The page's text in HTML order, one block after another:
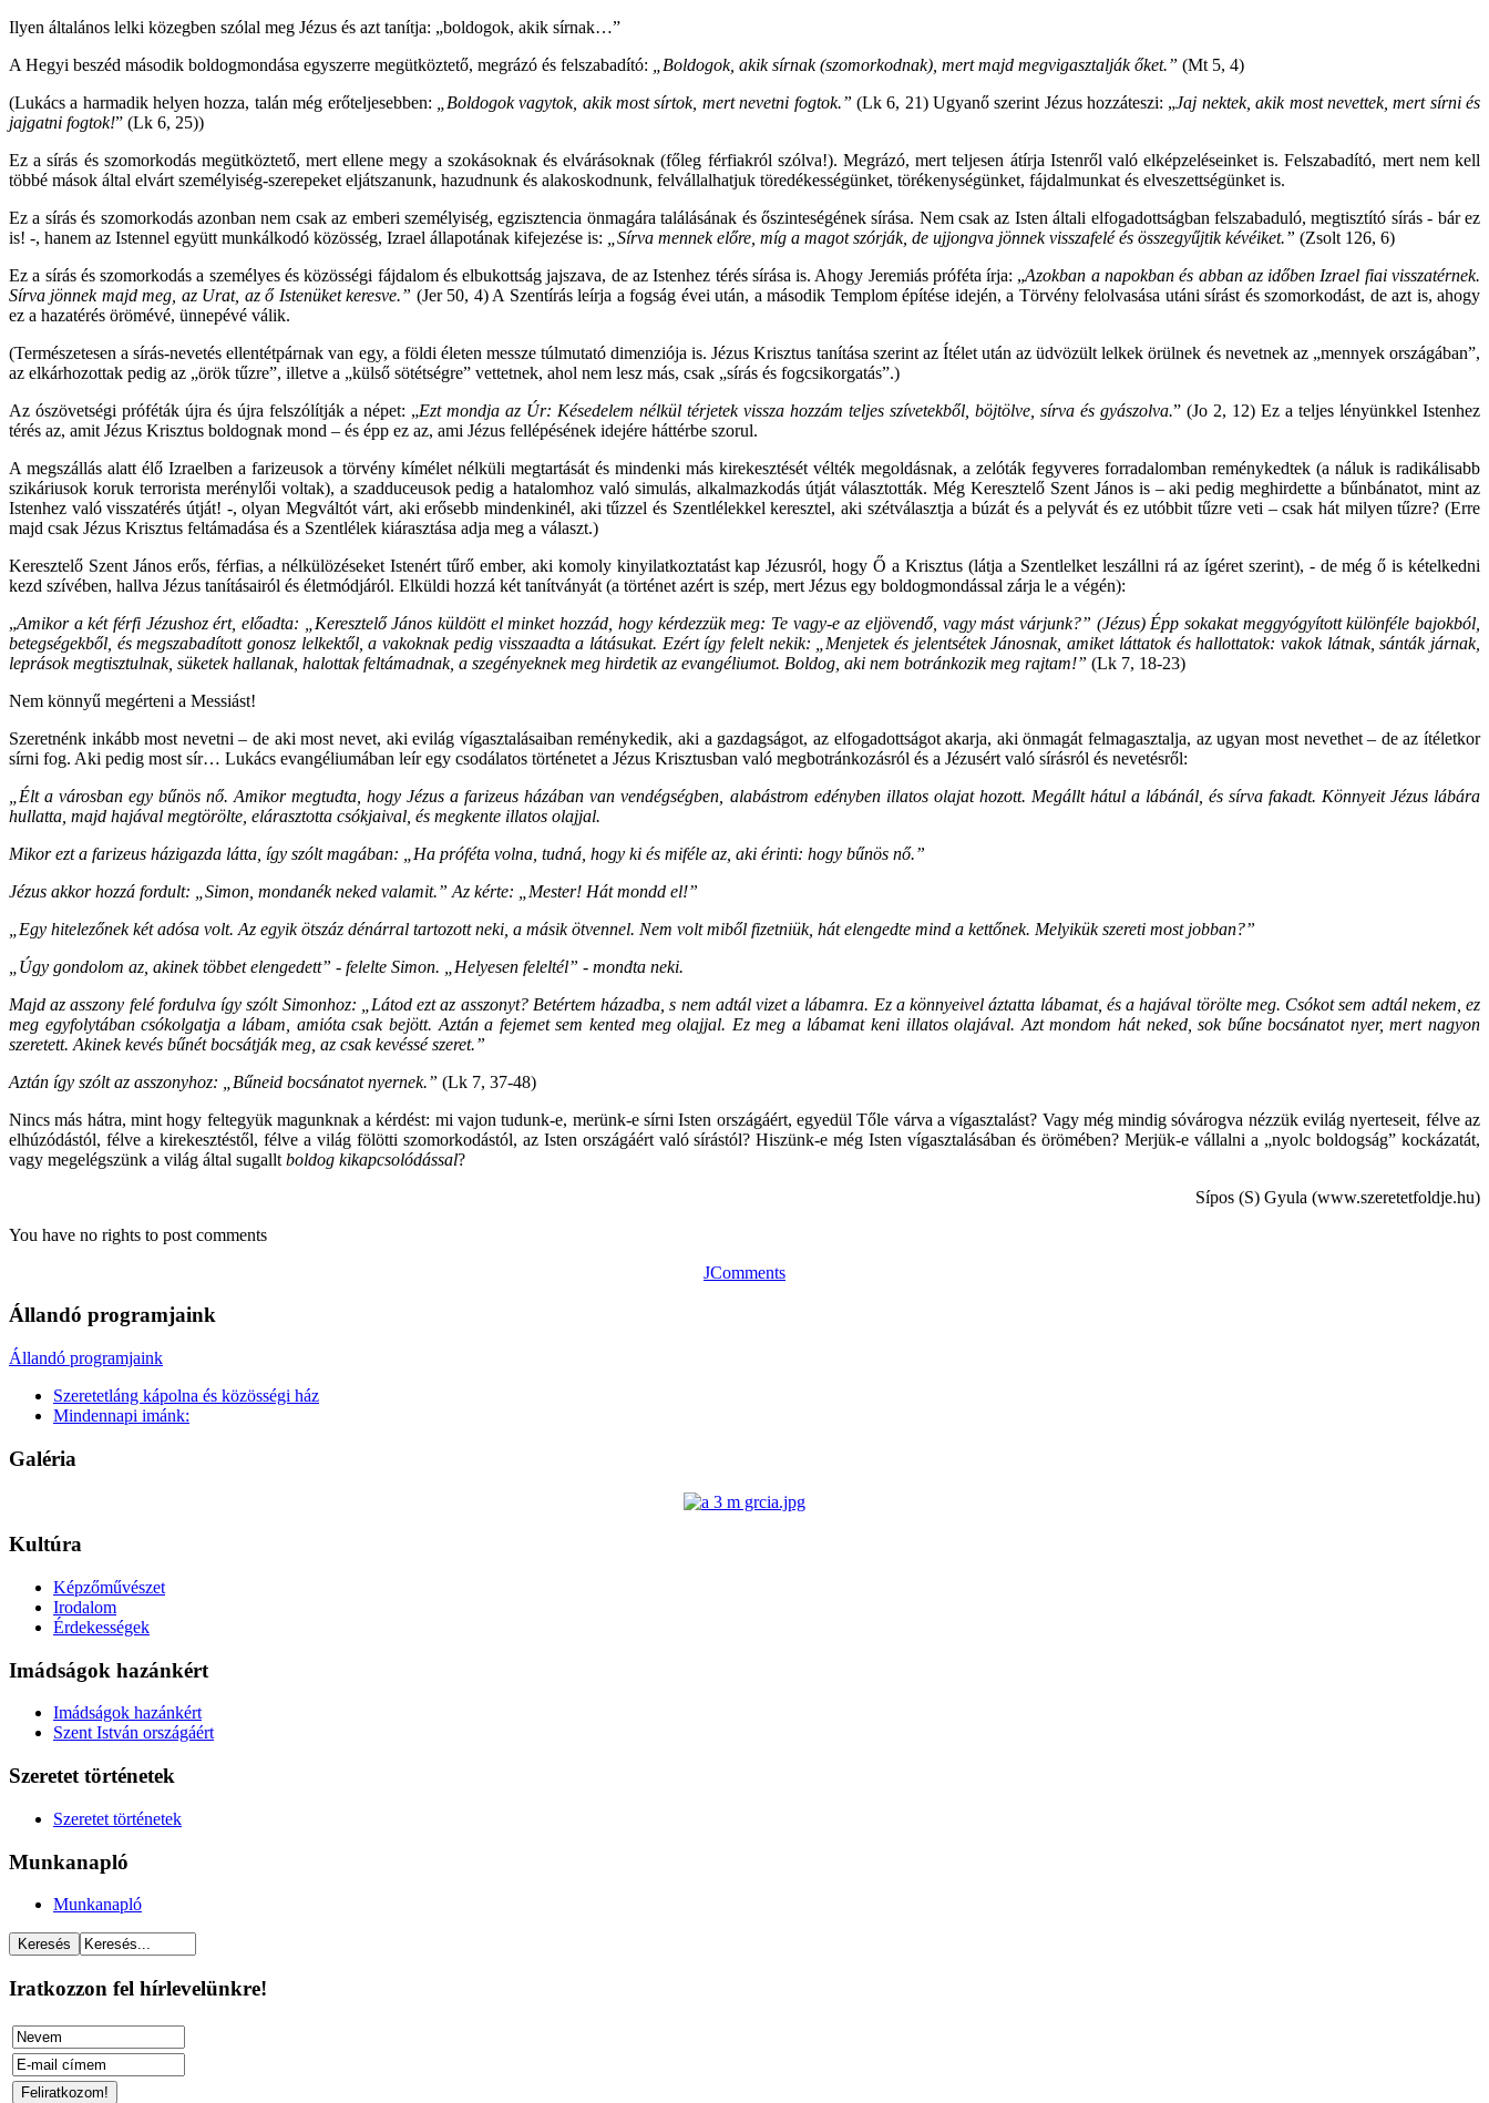
Ilyen általános lelki közegben szólal meg Jézus és azt tanítja: „boldogok, akik sírnak…”
A Hegyi beszéd második boldogmondása egyszerre megütköztető, megrázó és felszabadító:
„Boldogok, akik sírnak (szomorkodnak), mert majd megvigasztalják őket.” (Mt 5, 4)
(Lukács a harmadik helyen hozza, talán még erőteljesebben:
„Boldogok vagytok, akik most sírtok, mert nevetni fogtok.” (Lk 6, 21)Ugyanő szerint Jézus hozzáteszi: „Jaj nektek, akik most nevettek, mert sírni és
jajgatni fogtok!” (Lk 6, 25))
Ez a sírás és szomorkodás megütköztető, mert ellene megy a szokásoknak és elvárásoknak (főleg férfiakról szólva!). Megrázó, mert teljesen átírja Istenről való elképzeléseinket is. Felszabadító, mert nem kell
többé mások által elvárt személyiség-szerepeket eljátszanunk, hazudnunk és alakoskodnunk, felvállalhatjuk töredékességünket, törékenységünket, fájdalmunkat és elveszettségünket is.
Ez a sírás és szomorkodás azonban nem csak az emberi személyiség, egzisztencia önmagára találásának és őszinteségének sírása. Nem csak az Isten általi elfogadottságban felszabaduló, megtisztító sírás - bár ez
is! -, hanem az Istennel együtt munkálkodó közösség, Izrael állapotának kifejezése is:
„Sírva mennek előre, míg a magot szórják, de ujjongva jönnek visszafelé és összegyűjtik kévéiket.” (Zsolt 126, 6)
Ez a sírás és szomorkodás a személyes és közösségi fájdalom és elbukottság jajszava, de az Istenhez térés sírása is. Ahogy Jeremiás próféta írja: „Azokban a napokban és abban az időben Izrael fiai visszatérnek.
Sírva jönnek majd meg, az Urat, az ő Istenüket keresve.” (Jer 50, 4) A Szentírás leírja a fogság évei után, a második Templom építése idején, a Törvény felolvasása utáni sírást és szomorkodást, de azt is, ahogy
ez a hazatérés örömévé, ünnepévé válik.
(Természetesen a sírás-nevetés ellentétpárnak van egy, a földi életen messze túlmutató dimenziója is. Jézus Krisztus tanítása szerint az Ítélet után az üdvözült lelkek örülnek és nevetnek az „mennyek országában”,
az elkárhozottak pedig az „örök tűzre”, illetve a „külső sötétségre” vettetnek, ahol nem lesz más, csak „sírás és fogcsikorgatás”.)
Az ószövetségi próféták újra és újra felszólítják a népet: „Ezt mondja az Úr: Késedelem nélkül térjetek vissza hozzám teljes szívetekből, böjtölve, sírva és gyászolva.” (Jo 2, 12) Ez a teljes lényünkkel Istenhez
térés az, amit Jézus Krisztus boldognak mond – és épp ez az, ami Jézus fellépésének idejére háttérbe szorul.
A megszállás alatt élő Izraelben a farizeusok a törvény kímélet nélküli megtartását és mindenki más kirekesztését vélték megoldásnak, a zelóták fegyveres forradalomban reménykedtek (a náluk is radikálisabb
szikáriusok koruk terrorista merénylői voltak), a szadduceusok pedig a hatalomhoz való simulás, alkalmazkodás útját választották. Még Keresztelő Szent János is – aki pedig meghirdette a bűnbánatot, mint az
Istenhez való visszatérés útját! -, olyan Megváltót várt, aki erősebb mindenkinél, aki tűzzel és Szentlélekkel keresztel, aki szétválasztja a búzát és a pelyvát és ez utóbbit tűzre veti – csak hát milyen tűzre? (Erre
majd csak Jézus Krisztus feltámadása és a Szentlélek kiárasztása adja meg a választ.)
Keresztelő Szent János erős, férfias, a nélkülözéseket Istenért tűrő ember, aki komoly kinyilatkoztatást kap Jézusról, hogy Ő a Krisztus (látja a Szentlelket leszállni rá az ígéret szerint), - de még ő is kételkedni
kezd szívében, hallva Jézus tanításairól és életmódjáról. Elküldi hozzá két tanítványát (a történet azért is szép, mert Jézus egy boldogmondással zárja le a végén):
„Amikor a két férfi Jézushoz ért, előadta: „Keresztelő János küldött el minket hozzád, hogy kérdezzük meg: Te vagy-e az eljövendő, vagy mást várjunk?” (Jézus) Épp sokakat meggyógyított különféle bajokból,
betegségekből, és megszabadított gonosz lelkektől, a vakoknak pedig visszaadta a látásukat. Ezért így felelt nekik: „Menjetek és jelentsétek Jánosnak, amiket láttatok és hallottatok: vakok látnak, sánták járnak,
leprások megtisztulnak, süketek hallanak, halottak feltámadnak, a szegényeknek meg hirdetik az evangéliumot. Boldog, aki nem botránkozik meg rajtam!” (Lk 7, 18-23)
Nem könnyű megérteni a Messiást!
Szeretnénk inkább most nevetni – de aki most nevet, aki evilág vígasztalásaiban reménykedik, aki a gazdagságot, az elfogadottságot akarja, aki önmagát felmagasztalja, az ugyan most nevethet – de az ítéletkor
sírni fog. Aki pedig most sír… Lukács evangéliumában leír egy csodálatos történetet a Jézus Krisztusban való megbotránkozásról és a Jézusért való sírásról és nevetésről:
„Élt a városban egy bűnös nő. Amikor megtudta, hogy Jézus a farizeus házában van vendégségben, alabástrom edényben illatos olajat hozott. Megállt hátul a lábánál, és sírva fakadt. Könnyeit Jézus lábára
hullatta, majd hajával megtörölte, elárasztotta csókjaival, és megkente illatos olajjal.
Mikor ezt a farizeus házigazda látta, így szólt magában: „Ha próféta volna, tudná, hogy ki és miféle az, aki érinti: hogy bűnös nő.”
Jézus akkor hozzá fordult: „Simon, mondanék neked valamit.” Az kérte: „Mester! Hát mondd el!”
„Egy hitelezőnek két adósa volt. Az egyik ötszáz dénárral tartozott neki, a másik ötvennel. Nem volt miből fizetniük, hát elengedte mind a kettőnek. Melyikük szereti most jobban?”
„Úgy gondolom az, akinek többet elengedett” - felelte Simon. „Helyesen feleltél” - mondta neki.
Majd az asszony felé fordulva így szólt Simonhoz: „Látod ezt az asszonyt? Betértem házadba, s nem adtál vizet a lábamra. Ez a könnyeivel áztatta lábamat, és a hajával törölte meg. Csókot sem adtál nekem, ez
meg egyfolytában csókolgatja a lábam, amióta csak bejött. Aztán a fejemet sem kented meg olajjal. Ez meg a lábamat keni illatos olajával. Azt mondom hát neked, sok bűne bocsánatot nyer, mert nagyon
szeretett. Akinek kevés bűnét bocsátják meg, az csak kevéssé szeret.”
Aztán így szólt az asszonyhoz: „Bűneid bocsánatot nyernek.” (Lk 7, 37-48)
Nincs más hátra, mint hogy feltegyük magunknak a kérdést: mi vajon tudunk-e, merünk-e sírni Isten országáért, egyedül Tőle várva a vígasztalást? Vagy még mindig sóvárogva nézzük evilág nyerteseit, félve az
elhúzódástól, félve a kirekesztéstől, félve a világ fölötti szomorkodástól, az Isten országáért való sírástól? Hiszünk-e még Isten vígasztalásában és örömében? Merjük-e vállalni a „nyolc boldogság” kockázatát,
vagy megelégszünk a világ által sugallt boldog kikapcsolódással?
Sípos (S) Gyula (www.szeretetfoldje.hu)
You have no rights to post comments
JComments
Állandó programjaink
Állandó programjaink
Szeretetláng kápolna és közösségi ház
Mindennapi imánk:
Galéria
Kultúra
Képzőművészet
Irodalom
Érdekességek
Imádságok hazánkért
Imádságok hazánkért
Szent István országáért
Szeretet történetek
Szeretet történetek
Munkanapló
Munkanapló
Iratkozzon fel hírlevelünkre!